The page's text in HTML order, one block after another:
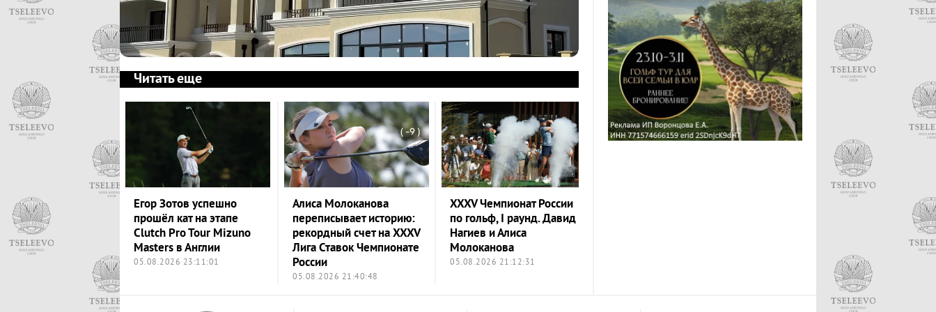
Читать еще
Егор Зотов успешно
прошёл кат на этапе
Clutch Pro Tour Mizuno
Masters в Англии
05.08.2026 23:11:01
Алиса Молоканова
переписывает историю:
рекордный счет на XXXV
Лига Ставок Чемпионате
России
05.08.2026 21:40:48
XXXV Чемпионат России
по гольф, I раунд. Давид
Нагиев и Алиса
Молоканова
05.08.2026 21:12:31